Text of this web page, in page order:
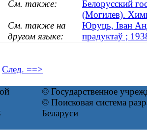
См. также:
Белорусский
(Могилев).
См. также на
другом языке:
Юруць, Іван
прадуктаў ;
След. ==>
© Государственное
© Поисковая система
Беларуси